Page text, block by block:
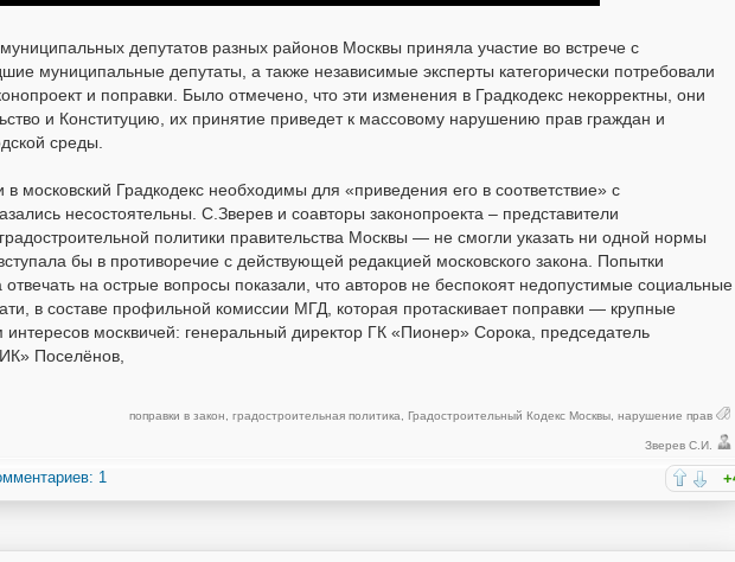
депутатов разных районов Москвы приняла участие во встрече с
муниципальные депутаты, а также независимые эксперты категорически потребовали
и поправки. Было отмечено, что эти изменения в Градкодекс некорректны, они
и Конституцию, их принятие приведет к массовому нарушению прав граждан и
среды.
московский Градкодекс необходимы для «приведения его в соответствие» с
несостоятельны. С.Зверев и соавторы законопроекта – представители
политики правительства Москвы — не смогли указать ни одной нормы
бы в противоречие с действующей редакцией московского закона. Попытки
на острые вопросы показали, что авторов не беспокоят недопустимые социальные
в составе профильной комиссии МГД, которая протаскивает поправки — крупные
москвичей: генеральный директор ГК «Пионер» Сорока, председатель
Поселёнов,
поправки в закон градостроительная политика Градостроительный Кодекс Москвы нарушение прав
Зверев С.И.
1